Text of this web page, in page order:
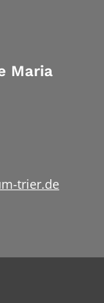
Maria
trier.de